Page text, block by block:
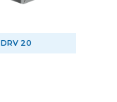
DRV 20